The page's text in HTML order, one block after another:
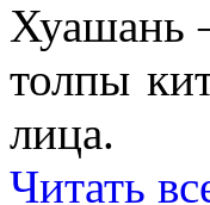
Хуашань
толпы
лица.
Читать